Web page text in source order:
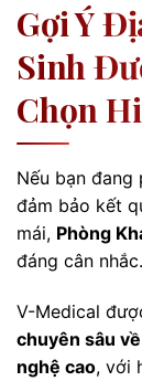
Gợi Ý
Sinh
Chọn
Nếu bạn đang
đảm bảo kết
mái, Phòng
đáng cân nhắc.
V-Medical
chuyên sâu
nghệ cao, với